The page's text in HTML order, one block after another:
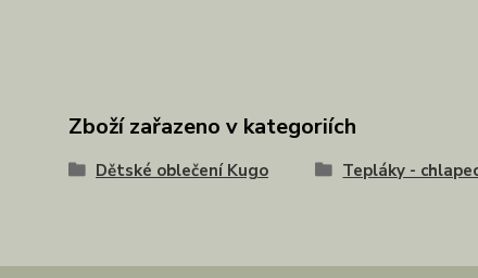
Zboží zařazeno v kategoriích
Dětské oblečení Kugo Tepláky -